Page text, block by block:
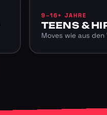
9–16+ JAHRE
TEENS &
Moves wie aus den